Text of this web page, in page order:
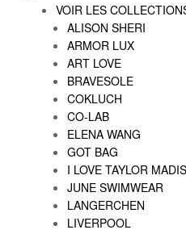
VOIR LES
ALISON SHERI
ARMOR LUX
ART LOVE
BRAVESOLE
COKLUCH
CO-LAB
ELENA WANG
GOT BAG
I LOVE TAYLOR
JUNE SWIMWEAR
LANGERCHEN
LIVERPOOL